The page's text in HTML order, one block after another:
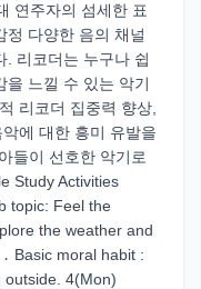
연주자의 섬세한 표
정 다양한 음의 채널
. 리코더는 누구나 쉽
을 느낄 수 있는 악기
리코더 집중력 향상,
에 대한 흥미 유발을
들이 선호한 악기로
Study Activities
topic: Feel the
the weather and
Basic moral habit :
outside. 4(Mon)